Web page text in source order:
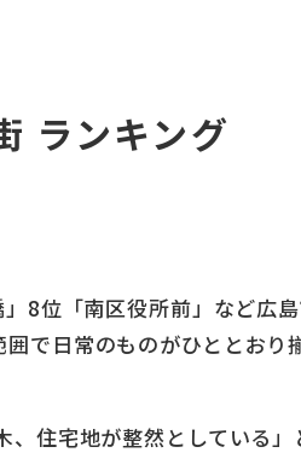
ランキング
8位「南区役所前」など広
で日常のものがひととお
住宅地が整然としている